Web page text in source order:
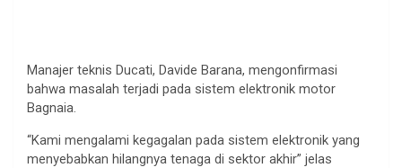
Manajer teknis Ducati, Davide Barana, mengonfirmasi
bahwa masalah terjadi pada sistem elektronik motor
Bagnaia.
“Kami mengalami kegagalan pada sistem elektronik yang
menyebabkan hilangnya tenaga di sektor akhir” jelas